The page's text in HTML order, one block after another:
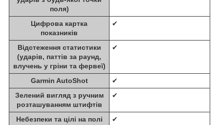
поля)
Цифрова картка
показників
✔
Відстеження статистики
(ударів, паттів за раунд,
влучень у гріни та фервеї)
✔
Garmin AutoShot
✔
Зелений вигляд з ручним
розташуванням штифтів
✔
Небезпеки та цілі на полі
✔